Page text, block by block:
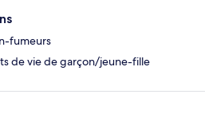
fumeurs
de vie de garçon/jeune-fille